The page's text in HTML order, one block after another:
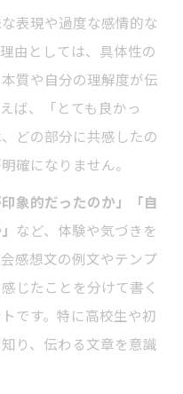
表現や過度な感情的な
由としては、具体性の
質や自分の理解度が伝
ば、「とても良かっ
どの部分に共感したの
確になりません。
印象的だったのか」「自
など、体験や気づきを
感想文の例文やテンプ
じたことを分けて書く
です。特に高校生や初
り、伝わる文章を意識